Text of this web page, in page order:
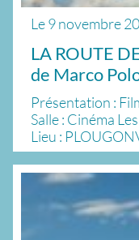
Le9 novembre
LA ROUTE
de Marco
Présentation :
Salle : Cinéma
Lieu :